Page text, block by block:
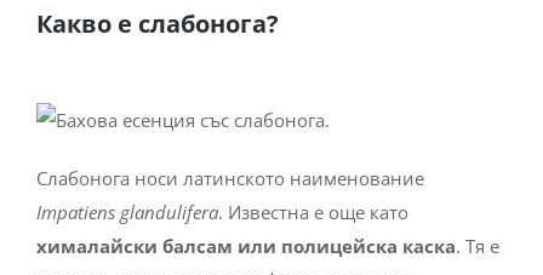
Какво е слабонога?
Слабонога носи латинското наименование
Impatiens glandulifera. Известна е още като
хималайски балсам или полицейска каска. Тя е